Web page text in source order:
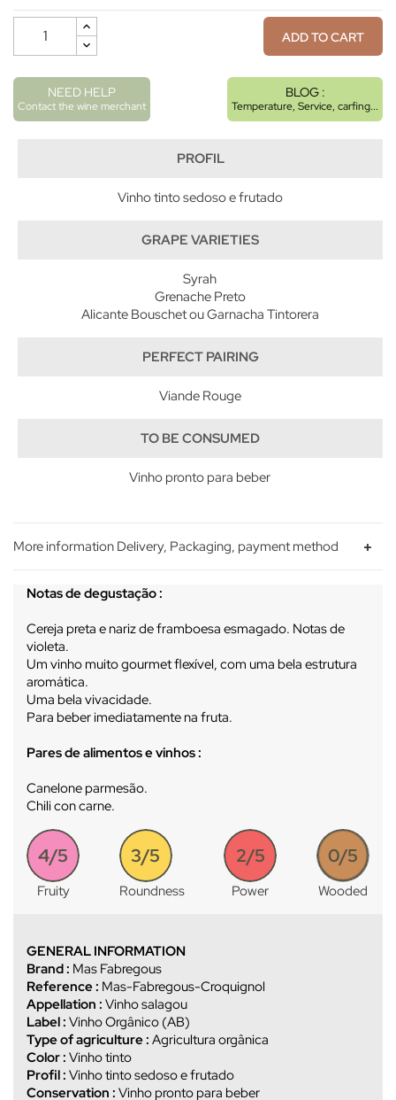
PROFIL
Vinho tinto sedoso e frutado
GRAPE VARIETIES
Syrah
Grenache Preto
Alicante Bouschet ou Garnacha Tintorera
PERFECT PAIRING
Viande Rouge
TO BE CONSUMED
Vinho pronto para beber
ADD TO CART
NEED HELP
Contact the wine merchant
BLOG :
Temperature, Service, carfing...
More information Delivery, Packaging, payment method
Notas de degustação :
Cereja preta e nariz de framboesa esmagado. Notas de
violeta.
Um vinho muito gourmet flexível, com uma bela estrutura
aromática.
Uma bela vivacidade.
Para beber imediatamente na fruta.
Pares de alimentos e vinhos :
Canelone parmesão.
Chili con carne.
4/5
Fruity
3/5
Roundness
2/5
Power
0/5
Wooded
GENERAL INFORMATION
Brand : Mas Fabregous
Reference : Mas-Fabregous-Croquignol
Appellation : Vinho salagou
Label : Vinho Orgânico (AB)
Type of agriculture : Agricultura orgânica
Color : Vinho tinto
Profil : Vinho tinto sedoso e frutado
Conservation : Vinho pronto para beber